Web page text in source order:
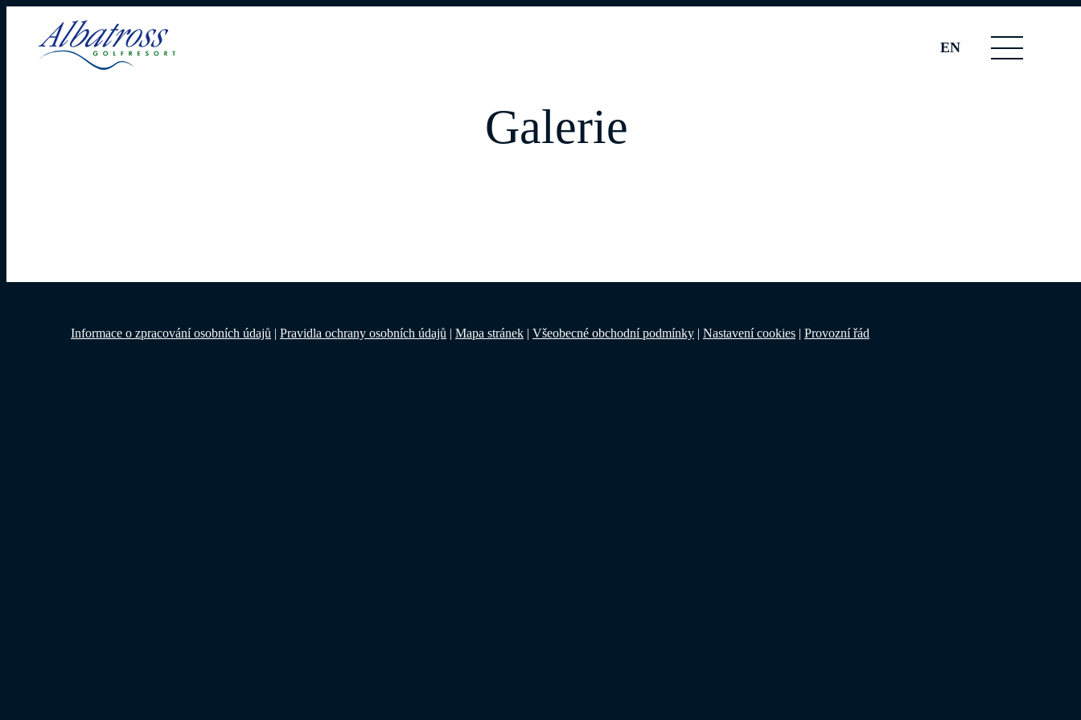
EN
Galerie
Informace o zpracování osobních údajů | Pravidla ochrany osobních údajů | Mapa stránek | Všeobecné obchodní podmínky | Nastavení cookies | Provozní řád